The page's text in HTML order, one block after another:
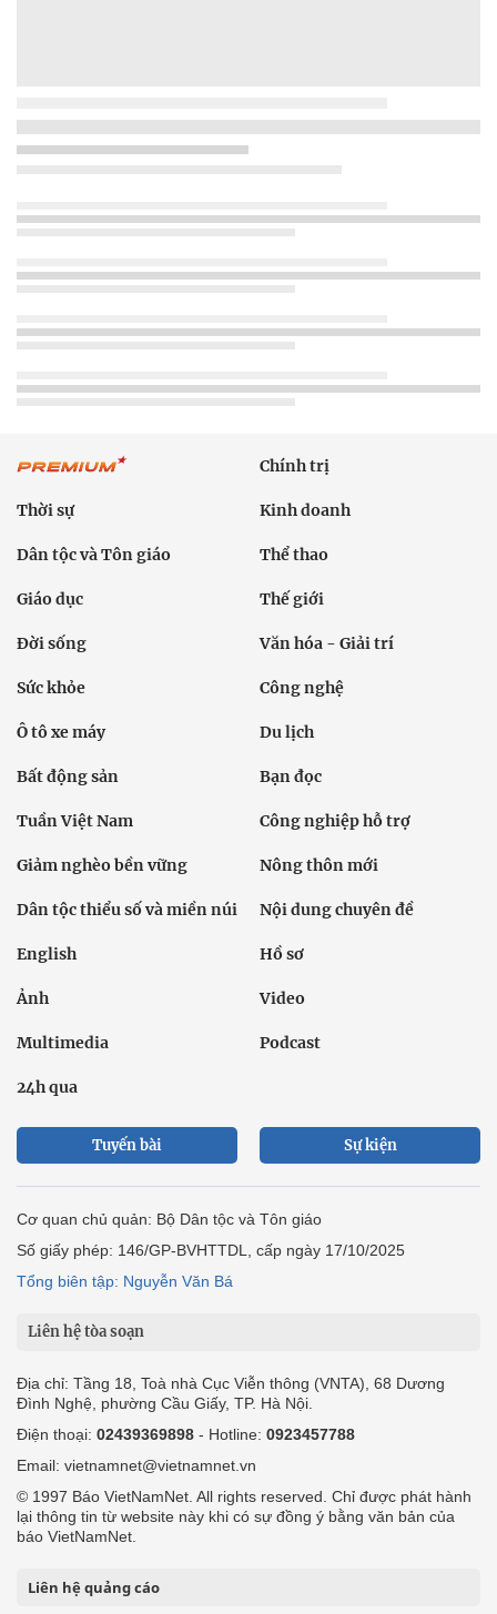
Chính trị
Thời sự Kinh doanh
Dân tộc và Tôn giáo Thể thao
Giáo dục Thế giới
Đời sống Văn hóa - Giải trí
Sức khỏe Công nghệ
Ô tô xe máy Du lịch
Bất động sản Bạn đọc
Tuần Việt Nam Công nghiệp hỗ trợ
Giảm nghèo bền vững Nông thôn mới
Dân tộc thiểu số và miền núi Nội dung chuyên đề
English Hồ sơ
Ảnh Video
Multimedia Podcast
24h qua
Tuyến bài Sự kiện
Cơ quan chủ quản: Bộ Dân tộc và Tôn giáo
Số giấy phép: 146/GP-BVHTTDL, cấp ngày 17/10/2025
Tổng biên tập: Nguyễn Văn Bá
Liên hệ tòa soạn
Địa chỉ: Tầng 18, Toà nhà Cục Viễn thông (VNTA), 68 Dương
Đình Nghệ, phường Cầu Giấy, TP. Hà Nội.
Điện thoại: 02439369898 - Hotline: 0923457788
Email: vietnamnet@vietnamnet.vn
© 1997 Báo VietNamNet. All rights reserved. Chỉ được phát hành
lại thông tin từ website này khi có sự đồng ý bằng văn bản của
báo VietNamNet.
Liên hệ quảng cáo